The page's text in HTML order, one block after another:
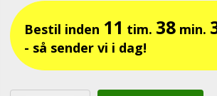
Bestil inden 11 tim. 38min.
- så sender vi i dag!